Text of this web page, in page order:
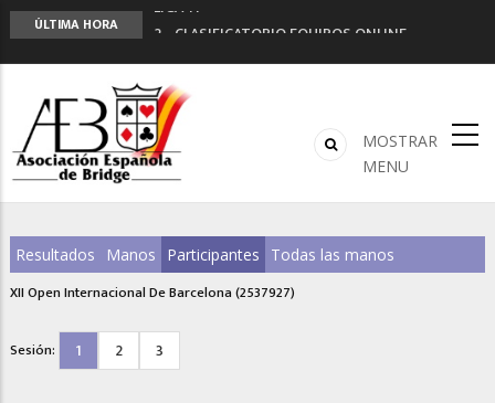
ÚLTIMA HORA
LIGA 11ª
2º CLASIFICATORIO EQUIPOS ONLINE
Curso de Formación y Actualización de
Monitores de Bridge
ANUNCIATE EN NUESTRA REVISTA
NUEVA PROGRAMACIÓN TORNEOS FUNBRIDGE
MOSTRAR
MENU
Resultados Manos Participantes Todas las manos
XII Open Internacional De Barcelona (2537927)
Sesión: 1 2 3